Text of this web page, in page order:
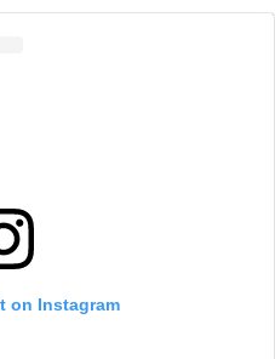
on Instagram